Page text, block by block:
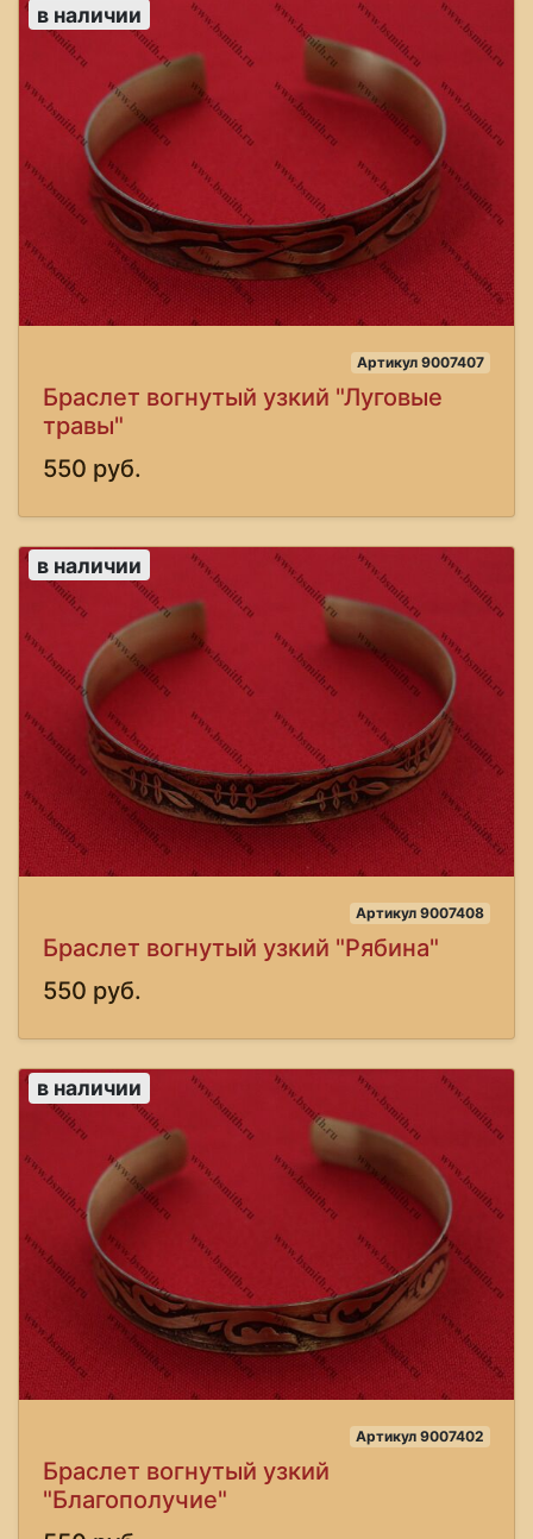
в наличии
Артикул 9007407
Браслет вогнутый узкий "Луговые
травы"
550 руб.
в наличии
Артикул 9007408
Браслет вогнутый узкий "Рябина"
550 руб.
в наличии
Артикул 9007402
Браслет вогнутый узкий
"Благополучие"